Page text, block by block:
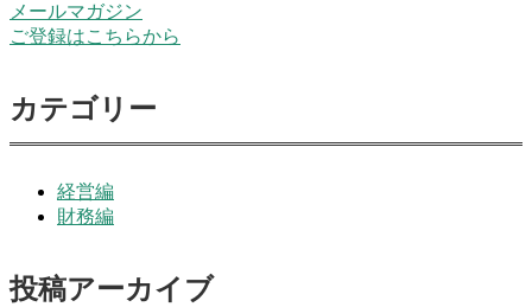
メールマガジン
ご登録はこちらから
カテゴリー
経営編
財務編
投稿アーカイブ